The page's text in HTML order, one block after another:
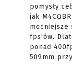
pomysły
jak
mocniejsze
fps'ów.
ponad
509mm